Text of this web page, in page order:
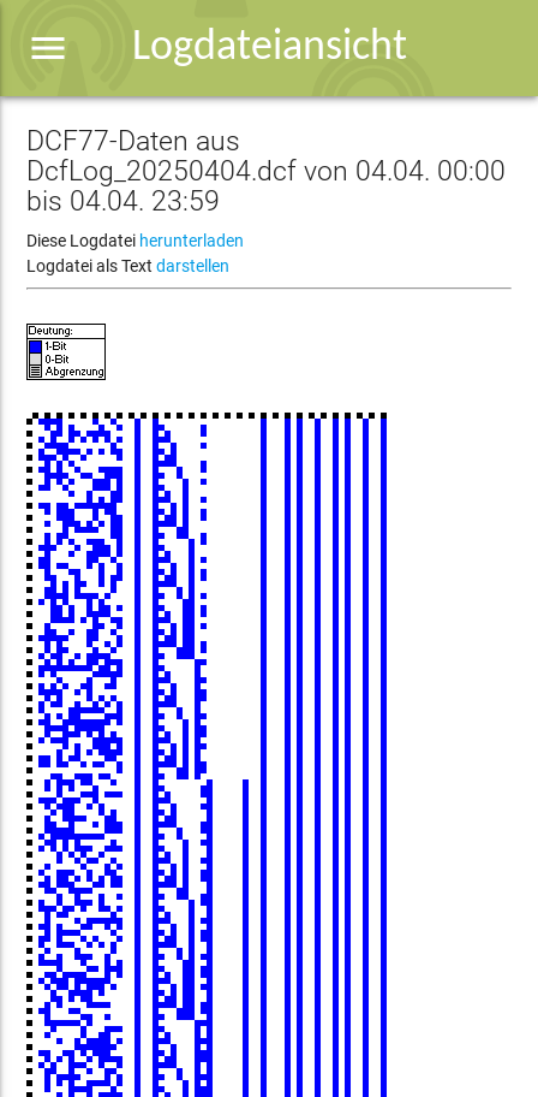
Logdateiansicht
menu
DCF77-Daten aus
DcfLog_20250404.dcf von 04.04. 00:00
bis 04.04. 23:59
Diese Logdatei herunterladen
Logdatei als Textdarstellen